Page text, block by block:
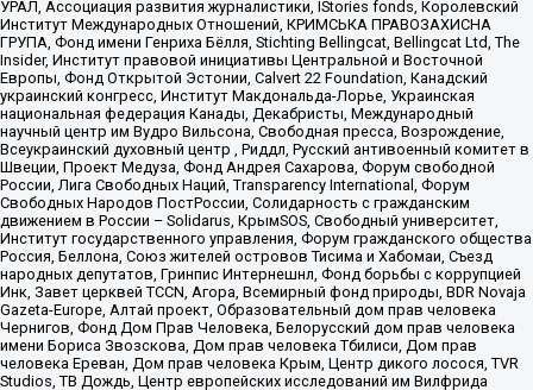
УРАЛ, Ассоциация развития журналистики, IStories fonds, Королевский
Институт Международных Отношений, КРИМСЬКА ПРАВОЗАХИСНА
ГРУПА, Фонд имени Генриха Бёлля, Stichting Bellingcat, Bellingcat Ltd, The
Insider, Институт правовой инициативы Центральной и Восточной
Европы, Фонд Открытой Эстонии, Calvert 22 Foundation, Канадский
украинский конгресс, Институт Макдональда-Лорье, Украинская
национальная федерация Канады, Декабристы, Международный
научный центр им Вудро Вильсона, Свободная пресса, Возрождение,
Всеукраинский духовный центр , Риддл, Русский антивоенный комитет в
Швеции, Проект Медуза, Фонд Андрея Сахарова, Форум свободной
России, Лига Свободных Наций, Transparеncy International, Форум
Свободных Народов ПостРоссии, Солидарность с гражданским
движением в России – Solidarus, КрымSOS, Свободный университет,
Институт государственного управления, Форум гражданского общества
Россия, Беллона, Союз жителей островов Тисима и Хабомаи, Съезд
народных депутатов, Гринпис Интернешнл, Фонд борьбы с коррупцией
Инк, Завет церквей TCCN, Агора, Всемирный фонд природы, BDR Novaja
Gazeta-Europe, Алтай проект, Образовательный дом прав человека
Чернигов, Фонд Дом Прав Человека, Белорусский дом прав человека
имени Бориса Звозскова, Дом прав человека Тбилиси, Дом прав
человека Ереван, Дом прав человека Крым, Центр дикого лосося, TVR
Studios, ТВ Дождь, Центр европейских исследований им Вилфрида